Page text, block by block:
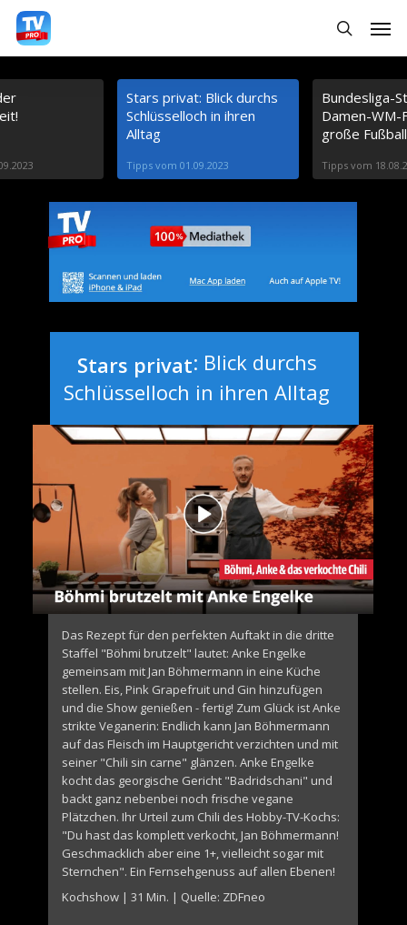
i
p
o
search
Menu
Stars privat: Blick durchs
Schlüsselloch in ihren
Alltag
Tipps vom 01.09.2023
Bundesliga-
Damen-WM-
große
Tipps vom
Stars privat: Blick durchs
Schlüsselloch in ihren Alltag
Das Rezept für den perfekten Auftakt in die dritte
Staffel "Böhmi brutzelt" lautet: Anke Engelke
gemeinsam mit Jan Böhmermann in eine Küche
stellen. Eis, Pink Grapefruit und Gin hinzufügen
und die Show genießen - fertig! Zum Glück ist Anke
strikte Veganerin: Endlich kann Jan Böhmermann
auf das Fleisch im Hauptgericht verzichten und mit
seiner "Chili sin carne" glänzen. Anke Engelke
kocht das georgische Gericht "Badridschani" und
backt ganz nebenbei noch frische vegane
Plätzchen. Ihr Urteil zum Chili des Hobby-TV-Kochs:
"Du hast das komplett verkocht, Jan Böhmermann!
Geschmacklich aber eine 1+, vielleicht sogar mit
Sternchen". Ein Fernsehgenuss auf allen Ebenen!
Kochshow | 31 Min. | Quelle: ZDFneo